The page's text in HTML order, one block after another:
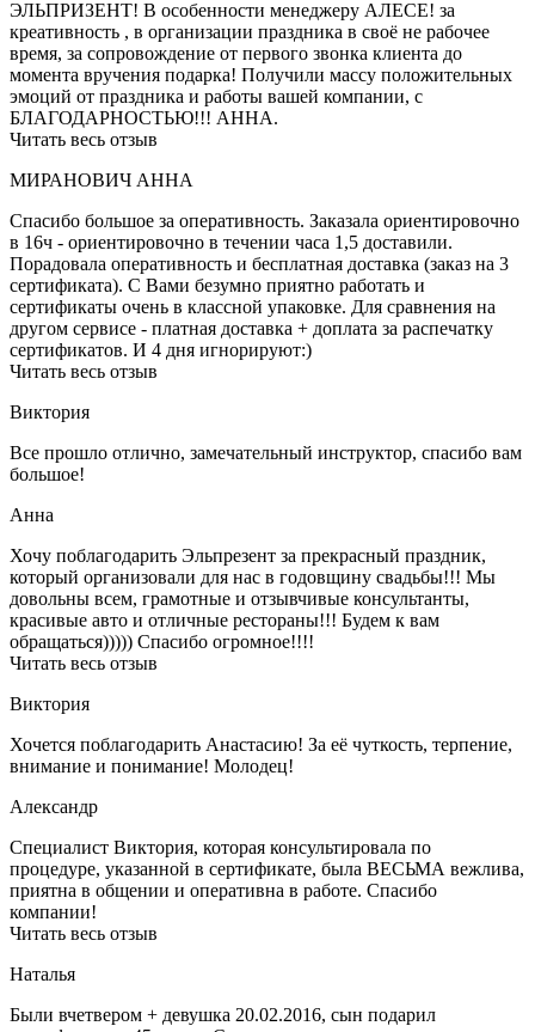
ЭЛЬПРИЗЕНТ! В особенности менеджеру АЛЕСЕ! за
креативность , в организации праздника в своё не рабочее
время, за сопровождение от первого звонка клиента до
момента вручения подарка! Получили массу положительных
эмоций от праздника и работы вашей компании, с
БЛАГОДАРНОСТЬЮ!!! АННА.
Читать весь отзыв
МИРАНОВИЧ АННА
Спасибо большое за оперативность. Заказала ориентировочно
в 16ч - ориентировочно в течении часа 1,5 доставили.
Порадовала оперативность и бесплатная доставка (заказ на 3
сертификата). С Вами безумно приятно работать и
сертификаты очень в классной упаковке. Для сравнения на
другом сервисе - платная доставка + доплата за распечатку
сертификатов. И 4 дня игнорируют:)
Читать весь отзыв
Виктория
Все прошло отлично, замечательный инструктор, спасибо вам
большое!
Анна
Хочу поблагодарить Эльпрезент за прекрасный праздник,
который организовали для нас в годовщину свадьбы!!! Мы
довольны всем, грамотные и отзывчивые консультанты,
красивые авто и отличные рестораны!!! Будем к вам
обращаться))))) Спасибо огромное!!!!
Читать весь отзыв
Виктория
Хочется поблагодарить Анастасию! За её чуткость, терпение,
внимание и понимание! Молодец!
Александр
Специалист Виктория, которая консультировала по
процедуре, указанной в сертификате, была ВЕСЬМА вежлива,
приятна в общении и оперативна в работе. Спасибо
компании!
Читать весь отзыв
Наталья
Были вчетвером + девушка 20.02.2016, сын подарил